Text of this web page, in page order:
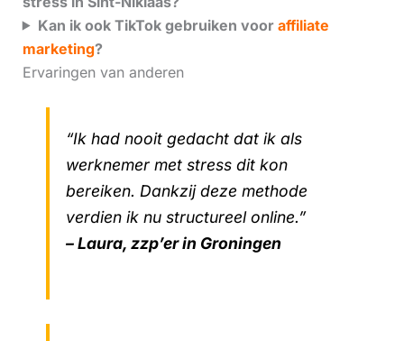
Kan ik ook TikTok gebruiken voor affiliate
marketing?
Ervaringen van anderen
“Ik had nooit gedacht dat ik als
werknemer met stress dit kon
bereiken. Dankzij deze methode
verdien ik nu structureel online.”
– Laura, zzp’er in Groningen